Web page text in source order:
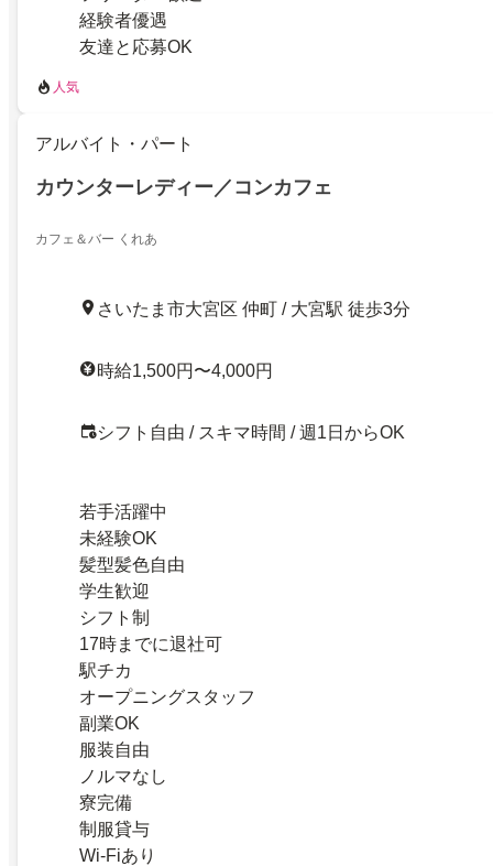
経験者優遇
友達と応募OK
人気
アルバイト・パート
カウンターレディー／コンカフェ
カフェ＆バー くれあ
さいたま市大宮区 仲町 / 大宮駅 徒歩3分
時給1,500円〜4,000円
シフト自由 / スキマ時間 / 週1日からOK
若手活躍中
未経験OK
髪型髪色自由
学生歓迎
シフト制
17時までに退社可
駅チカ
オープニングスタッフ
副業OK
服装自由
ノルマなし
寮完備
制服貸与
Wi-Fiあり